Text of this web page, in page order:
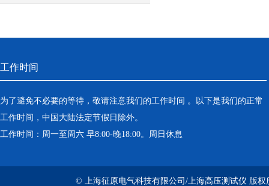
工作时间
为了避免不必要的等待，敬请注意我们的工作时间 。以下是我们的正常
工作时间，中国大陆法定节假日除外。
工作时间：周一至周六 早8:00-晚18:00。周日休息
© 上海征原电气科技有限公司/上海高压测试仪 版权